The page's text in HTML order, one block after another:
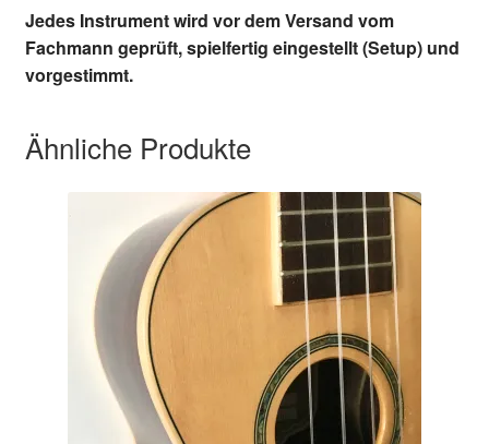
Jedes Instrument wird vor dem Versand vom
Fachmann geprüft, spielfertig eingestellt (Setup) und
vorgestimmt.
Ähnliche Produkte